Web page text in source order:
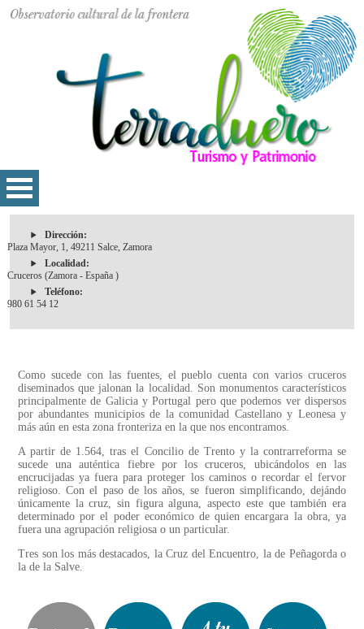
Dirección:
Plaza Mayor, 1, 49211 Salce, Zamora
Localidad:
Cruceros (Zamora - España )
Teléfono:
980 61 54 12
Como sucede con las fuentes, el pueblo cuenta con varios cruceros
diseminados que jalonan la localidad. Son monumentos característicos
principalmente de Galicia y Portugal pero que podemos ver dispersos
por abundantes municipios de la comunidad Castellano y Leonesa y
más aún en esta zona fronteriza en la que nos encontramos.
A partir de 1.564, tras el Concilio de Trento y la contrarreforma se
sucede una auténtica fiebre por los cruceros, ubicándolos en las
encrucijadas ya fuera para proteger los caminos o recordar el fervor
religioso. Con el paso de los años, se fueron simplificando, dejándo
únicamente la cruz, sin figura alguna, aspecto este que también era
determinado por el poder económico de quien encargara la obra, ya
fuera una agrupación religiosa o un particular.
Tres son los más destacados, la Cruz del Encuentro, la de Peñagorda o
la de la Salve.